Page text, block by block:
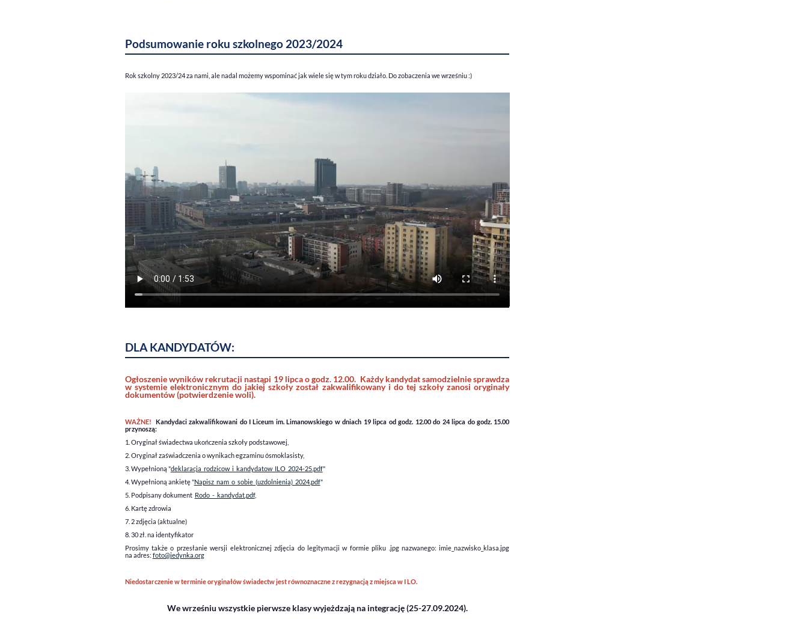
Podsumowanie roku szkolnego 2023/2024
Rok szkolny 2023/24 za nami, ale nadal możemy wspominać jak wiele się w tym roku działo. Do zobaczenia we wrześniu :)
DLA KANDYDATÓW:
Ogłoszenie wyników rekrutacji nastąpi 19 lipca o godz. 12.00. Każdy kandydat samodzielnie sprawdza
w systemie elektronicznym do jakiej szkoły został zakwalifikowany i do tej szkoły zanosi oryginały
dokumentów (potwierdzenie woli).
WAŻNE! Kandydaci zakwalifikowani do I Liceum im. Limanowskiego w dniach 19 lipca od godz. 12.00 do 24 lipca do godz. 15.00
przynoszą:
1. Oryginał świadectwa ukończenia szkoły podstawowej,
2. Oryginał zaświadczenia o wynikach egzaminu ósmoklasisty,
3. Wypełnioną "deklaracja_rodzicow_i_kandydatow_ILO_2024-25.pdf"
4. Wypełnioną ankietę "Napisz_nam_o_sobie_(uzdolnienia)_2024.pdf"
5. Podpisany dokument Rodo_-_kandydat.pdf,
6. Kartę zdrowia
7. 2 zdjęcia (aktualne)
8. 30 zł. na identyfikator
Prosimy także o przesłanie wersji elektronicznej zdjęcia do legitymacji w formie pliku .jpg nazwanego: imie_nazwisko_klasa.jpg
na adres: foto@jedynka.org
Niedostarczenie w terminie oryginałów świadectw jest równoznaczne z rezygnacją z miejsca w I LO.
We wrześniu wszystkie pierwsze klasy wyjeżdzają na integrację (25-27.09.2024).